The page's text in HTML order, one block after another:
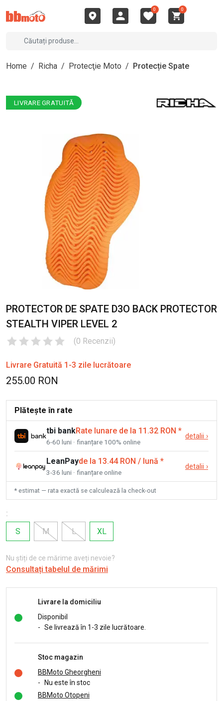
0 0
Home / Richa / Protecţie Moto / Protecție Spate
LIVRARE GRATUITĂ
PROTECTOR DE SPATE D3O BACK PROTECTOR
STEALTH VIPER LEVEL 2
(0 Recenzii)
Livrare Gratuită 1-3 zile lucrătoare
255.00 RON
Plătește în rate
tbi bankRate lunare de la 11.32 RON *
6-60 luni · finanțare 100% online
detalii ›
LeanPayde la 13.44 RON / lună *
3-36 luni · finanțare online
detalii ›
* estimat — rata exactă se calculează la check-out
:
S
M L XL
Nu știți de ce mărime aveți nevoie?
Consultați tabelul de mărimi
Livrare la domiciliu
Disponibil
- Se livrează în 1-3 zile lucrătoare.
Stoc magazin
BBMoto Gheorgheni
-
Nu este în stoc
BBMoto Otopeni